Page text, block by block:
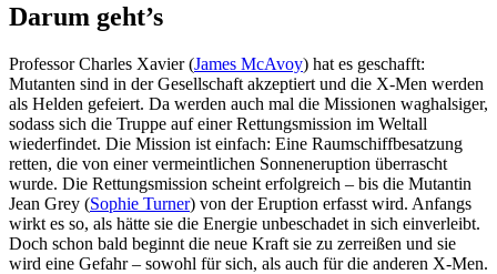
Darum geht’s
Professor Charles Xavier (James McAvoy) hat es geschafft:
Mutanten sind in der Gesellschaft akzeptiert und die X-Men werden
als Helden gefeiert. Da werden auch mal die Missionen waghalsiger,
sodass sich die Truppe auf einer Rettungsmission im Weltall
wiederfindet. Die Mission ist einfach: Eine Raumschiffbesatzung
retten, die von einer vermeintlichen Sonneneruption überrascht
wurde. Die Rettungsmission scheint erfolgreich – bis die Mutantin
Jean Grey (Sophie Turner) von der Eruption erfasst wird. Anfangs
wirkt es so, als hätte sie die Energie unbeschadet in sich einverleibt.
Doch schon bald beginnt die neue Kraft sie zu zerreißen und sie
wird eine Gefahr – sowohl für sich, als auch für die anderen X-Men.